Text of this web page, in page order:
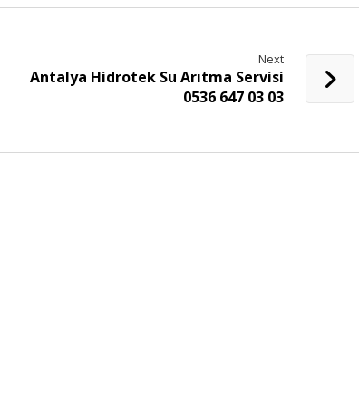
Next
Antalya Hidrotek Su Arıtma Servisi
0536 647 03 03